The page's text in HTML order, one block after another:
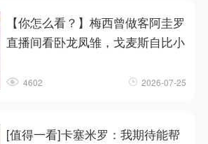
【你怎么看？】梅西曾做客阿圭罗
直播间看卧龙凤雏，戈麦斯自比小
4602 2026-07-25
[值得一看]卡塞米罗：我期待能帮